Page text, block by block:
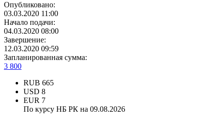
Опубликовано:
03.03.2020 11:00
Начало подачи:
04.03.2020 08:00
Завершение:
12.03.2020 09:59
Запланированная сумма:
3 800
RUB 665
USD 8
EUR 7
По курсу НБ РК на 09.08.2026